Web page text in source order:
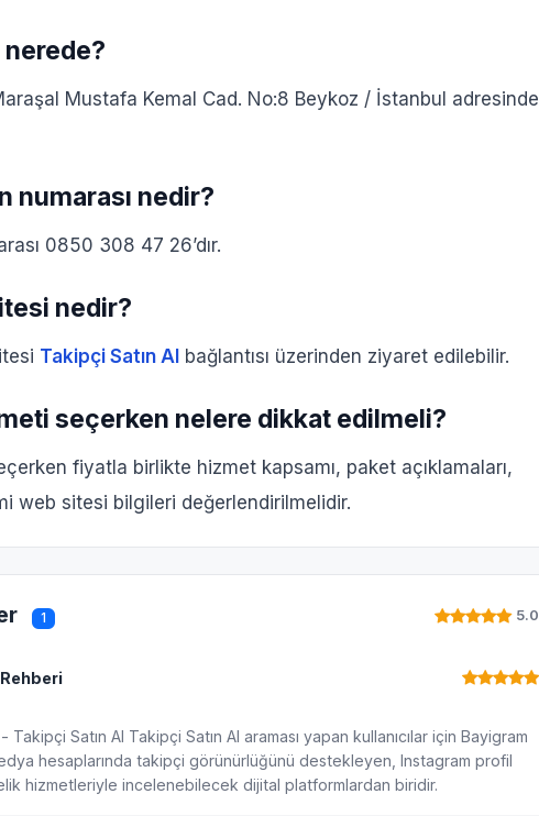
Mustafa Kemal Cad. No:8 Beykoz / İstanbul adresinde
numarası nedir?
0850 308 47 26’dır.
nedir?
Takipçi Satın Al bağlantısı üzerinden ziyaret edilebilir.
seçerken nelere dikkat edilmeli?
fiyatla birlikte hizmet kapsamı, paket açıklamaları,
web sitesi bilgileri değerlendirilmelidir.
1 5.0
Satın Al Takipçi Satın Al araması yapan kullanıcılar için Bayigram
hesaplarında takipçi görünürlüğünü destekleyen, Instagram profil
hizmetleriyle incelenebilecek dijital platformlardan biridir.